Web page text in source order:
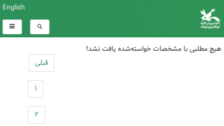
English
هیچ مطلبی با مشخصات خواسته‌شده یافت نشد!
قبلی
۱
۲